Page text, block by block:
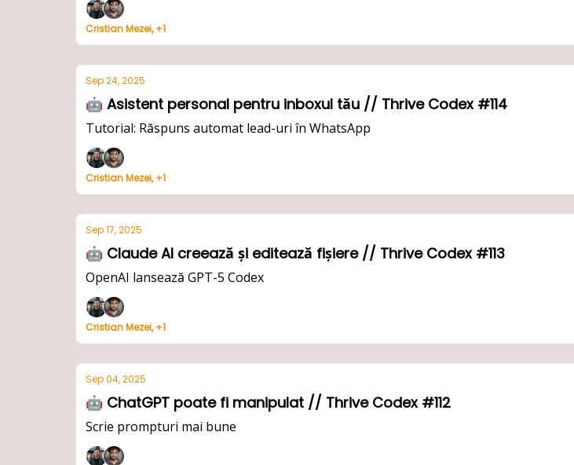
Cristian Mezei, +1
Sep 24, 2025
🤖 Asistent personal pentru inboxul tău // Thrive Codex #114
Tutorial: Răspuns automat lead-uri în WhatsApp
Cristian Mezei, +1
Sep 17, 2025
🤖 Claude AI creează și editează fișiere // Thrive Codex #113
OpenAI lansează GPT-5 Codex
Cristian Mezei, +1
Sep 04, 2025
🤖 ChatGPT poate fi manipulat // Thrive Codex #112
Scrie prompturi mai bune